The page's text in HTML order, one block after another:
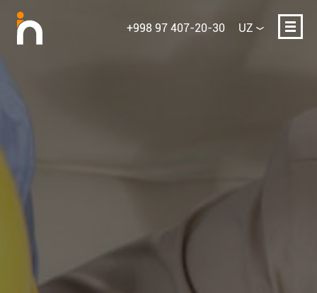
+998 97 407-20-30 UZ
Loyihaning qisqacha tavsifi